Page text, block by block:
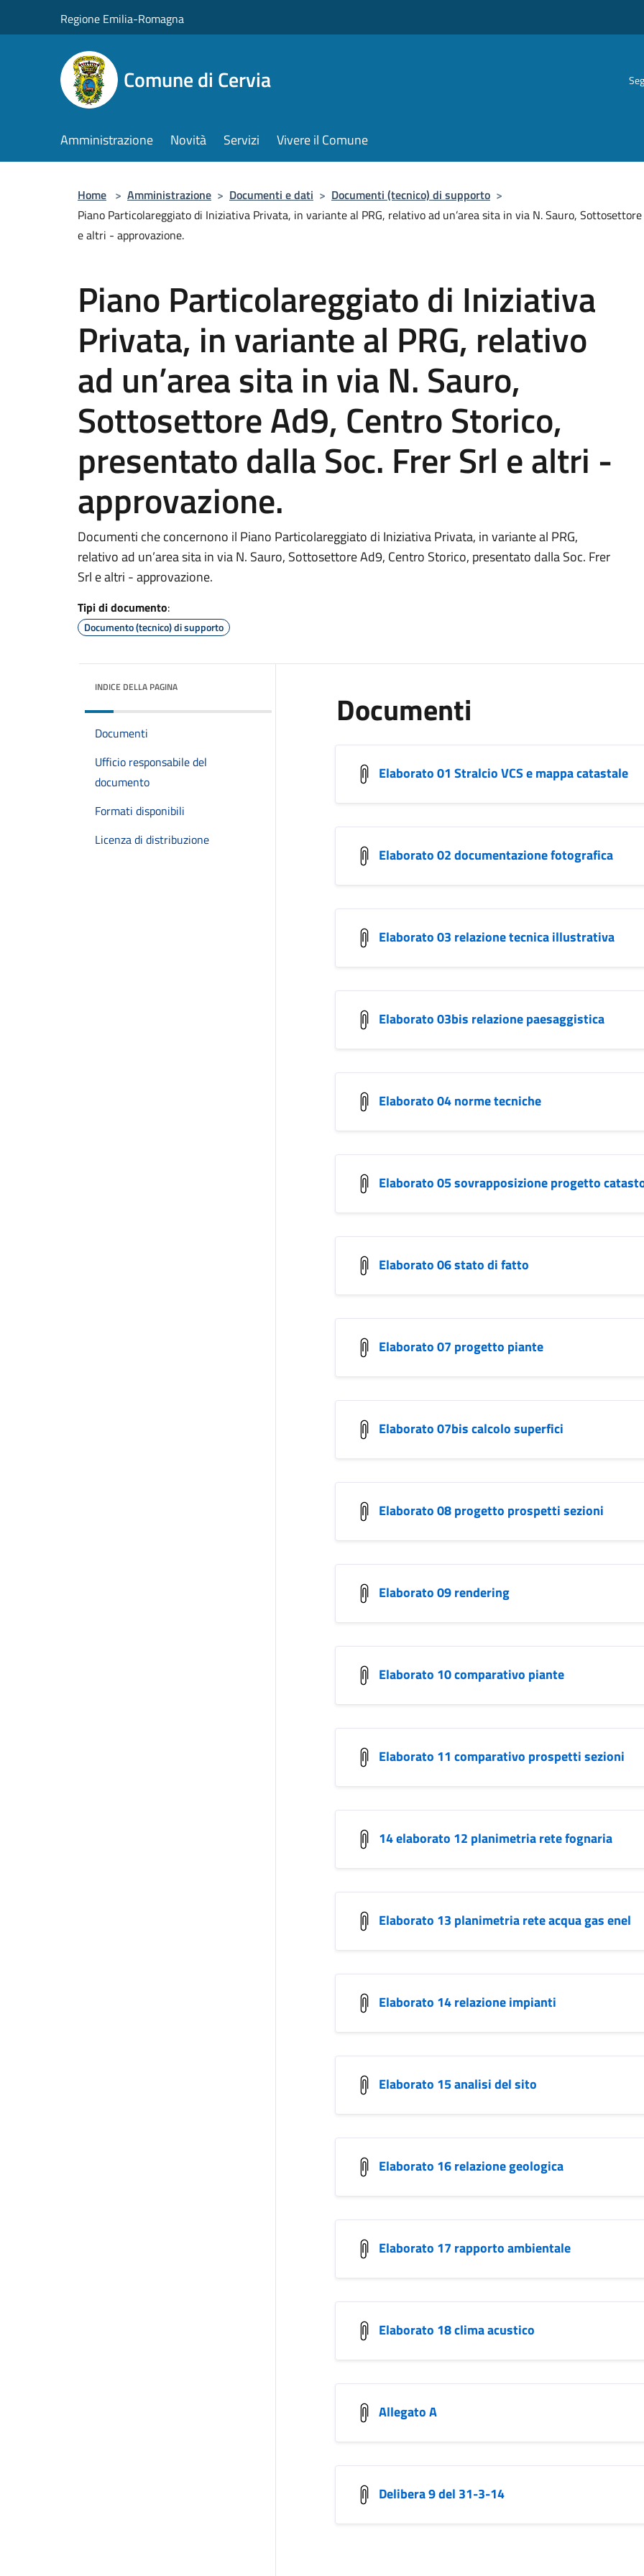
Regione Emilia-Romagna
Comune di Cervia
Amministrazione Novità Servizi Vivere il Comune
Home > Amministrazione > Documenti e dati > Documenti (tecnico) di supporto >
Piano Particolareggiato di Iniziativa Privata, in variante al PRG, relativo ad un’area sita in via N. Sauro,
e altri - approvazione.
Piano Particolareggiato di Iniziativa
Privata, in variante al PRG, relativo
ad un’area sita in via N. Sauro,
Sottosettore Ad9, Centro Storico,
presentato dalla Soc. Frer Srl e altri -
approvazione.
Documenti che concernono il Piano Particolareggiato di Iniziativa Privata, in variante al PRG,
relativo ad un’area sita in via N. Sauro, Sottosettore Ad9, Centro Storico, presentato dalla Soc. Frer
Srl e altri - approvazione.
Tipi di documento:
Documento (tecnico) di supporto
INDICE DELLA PAGINA
Documenti
Ufficio responsabile del
documento
Formati disponibili
Licenza di distribuzione
Documenti
Elaborato 01 Stralcio VCS e mappa catastale
Elaborato 02 documentazione fotografica
Elaborato 03 relazione tecnica illustrativa
Elaborato 03bis relazione paesaggistica
Elaborato 04 norme tecniche
Elaborato 05 sovrapposizione progetto
Elaborato 06 stato di fatto
Elaborato 07 progetto piante
Elaborato 07bis calcolo superfici
Elaborato 08 progetto prospetti sezioni
Elaborato 09 rendering
Elaborato 10 comparativo piante
Elaborato 11 comparativo prospetti sezioni
14 elaborato 12 planimetria rete fognaria
Elaborato 13 planimetria rete acqua gas enel
Elaborato 14 relazione impianti
Elaborato 15 analisi del sito
Elaborato 16 relazione geologica
Elaborato 17 rapporto ambientale
Elaborato 18 clima acustico
Allegato A
Delibera 9 del 31-3-14